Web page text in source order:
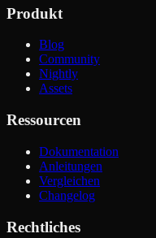
Produkt
Blog
Community
Nightly
Assets
Ressourcen
Dokumentation
Anleitungen
Vergleichen
Changelog
Rechtliches